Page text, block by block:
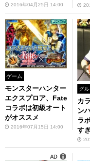
2016年04月25日 14:00
ゲーム
モンスターハンター
エクスプロア、Fate
コラボは初級オート
がオススメ
2016年07月15日 14:00
グル
カ
ン
ラ
す
AD